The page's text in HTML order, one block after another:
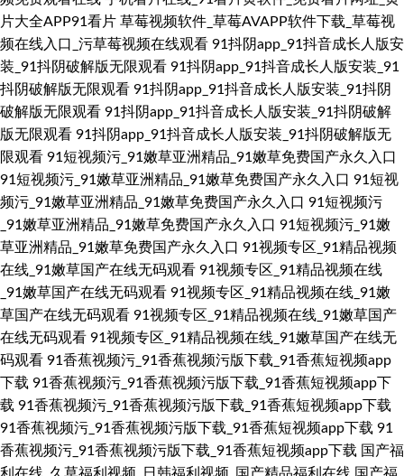
片大全APP91看片 草莓视频软件_草莓AVAPP软件下载_草莓视
频在线入口_污草莓视频在线观看 91抖阴app_91抖音成长人版安
装_91抖阴破解版无限观看 91抖阴app_91抖音成长人版安装_91
抖阴破解版无限观看 91抖阴app_91抖音成长人版安装_91抖阴
破解版无限观看 91抖阴app_91抖音成长人版安装_91抖阴破解
版无限观看 91抖阴app_91抖音成长人版安装_91抖阴破解版无
限观看 91短视频污_91嫩草亚洲精品_91嫩草免费国产永久入口
91短视频污_91嫩草亚洲精品_91嫩草免费国产永久入口 91短视
频污_91嫩草亚洲精品_91嫩草免费国产永久入口 91短视频污
_91嫩草亚洲精品_91嫩草免费国产永久入口 91短视频污_91嫩
草亚洲精品_91嫩草免费国产永久入口 91视频专区_91精品视频
在线_91嫩草国产在线无码观看 91视频专区_91精品视频在线
_91嫩草国产在线无码观看 91视频专区_91精品视频在线_91嫩
草国产在线无码观看 91视频专区_91精品视频在线_91嫩草国产
在线无码观看 91视频专区_91精品视频在线_91嫩草国产在线无
码观看 91香蕉视频污_91香蕉视频污版下载_91香蕉短视频app
下载 91香蕉视频污_91香蕉视频污版下载_91香蕉短视频app下
载 91香蕉视频污_91香蕉视频污版下载_91香蕉短视频app下载
91香蕉视频污_91香蕉视频污版下载_91香蕉短视频app下载 91
香蕉视频污_91香蕉视频污版下载_91香蕉短视频app下载 国产福